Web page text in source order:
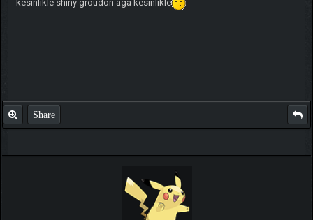
kesınlıkle shıny groudon aga kesınlıkle
Share